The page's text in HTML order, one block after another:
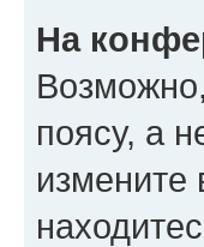
На
поясу, а
измените